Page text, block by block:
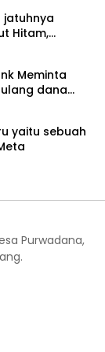
jatuhnya
Hitam,
Meminta
dana
yaitu sebuah
Purwadana,